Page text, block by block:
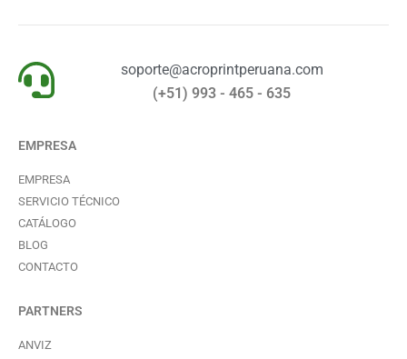
soporte@acroprintperuana.com
(+51) 993 - 465 - 635
EMPRESA
EMPRESA
SERVICIO TÉCNICO
CATÁLOGO
BLOG
CONTACTO
PARTNERS
ANVIZ